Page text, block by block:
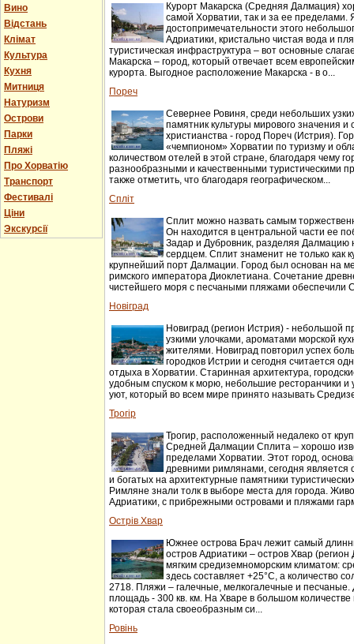
Вино
Відстань
Клімат
Культура
Кухня
Митниця
Натуризм
Острови
Парки
Пляжі
Про Хорватію
Транспорт
Фестивалі
Ціни
Экскурсії
Курорт Макарска (Средняя Далмация)
самой Хорватии, так и за ее
достопримечательности этого
Адриатики, кристально чистая вода и
туристическая инфраструктура – вот основные
Макарска – город, который отвечает всем
курорта. Выгодное расположение Макарска - в о...
Пореч
Севернее Ровиня, среди небольших
памятник культуры мирового значения и
христианства - город Пореч (Истрия).
«чемпионом» Хорватии по туризму и
количеством отелей в этой стране, благодаря чему
разнообразными и качественными туристическими
также отметить, что благодаря географическом...
Спліт
Сплит можно назвать самым
Он находится в центральной части ее
Задар и Дубровник, разделяя Далмацию
сердцем. Сплит знаменит не только как
крупнейший порт Далмации. Город был основан на
римского императора Диоклетиана. Сочетание
чистейшего моря с песчаными пляжами обеспечили
Новіград
Новиград (регион Истрия) - небольшой
узкими улочками, ароматами морской
жителями. Новиград повторил успех
городков Истрии и сегодня считается
отдыха в Хорватии. Старинная архитектура,
удобным спуском к морю, небольшие ресторанчики
уют, который во всем мире принято называть
Трогір
Трогир, расположенный недалеко от
Средней Далмации Сплита – хорошо
пределами Хорватии. Этот город,
древними римлянами, сегодня
и богатых на архитектурные памятники
Римляне знали толк в выборе места для города.
Адриатики, с прибрежными островами и пляжами
Острів Хвар
Южнее острова Брач лежит самый
остров Адриатики – остров Хвар
мягким средиземноморским климатом:
здесь составляет +25°С, а количество
2718. Пляжи – галечные, мелкогалечные и песчаные.
площадь - 300 кв. км. На Хваре в большом
которая стала своеобразным си...
Ровінь